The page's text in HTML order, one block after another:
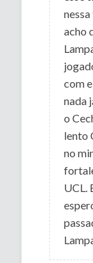
acho
com
nada
o
lento
no
UCL.